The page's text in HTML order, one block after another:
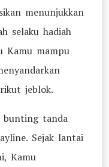
menunjukkan
selaku hadiah
Kamu mampu
jeblok.
bunting tanda
Sejak lantai
Kamu